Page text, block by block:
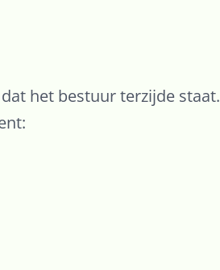
het bestuur terzijde staat.